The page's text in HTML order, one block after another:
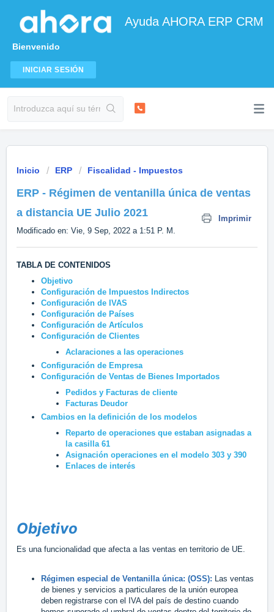
Ayuda AHORA ERP CRM
Bienvenido
INICIAR SESIÓN
Inicio ERP Fiscalidad - Impuestos
ERP - Régimen de ventanilla única de ventas
a distancia UE Julio 2021
Imprimir
Modificado en: Vie, 9 Sep, 2022 a 1:51 P. M.
TABLA DE CONTENIDOS
Objetivo
Configuración de Impuestos Indirectos
Configuración de IVAS
Configuración de Países
Configuración de Artículos
Configuración de Clientes
Aclaraciones a las operaciones
Configuración de Empresa
Configuración de Ventas de Bienes Importados
Pedidos y Facturas de cliente
Facturas Deudor
Cambios en la definición de los modelos
Reparto de operaciones que estaban asignadas a
la casilla 61
Asignación operaciones en el modelo 303 y 390
Enlaces de interés
Objetivo
Es una funcionalidad que afecta a las ventas en territorio de UE.
Régimen especial de Ventanilla única: (OSS): Las ventas
de bienes y servicios a particulares de la unión europea
deben registrarse con el IVA del país de destino cuando